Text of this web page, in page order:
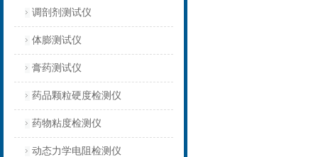
调剖剂测试仪
体膨测试仪
膏药测试仪
药品颗粒硬度检测仪
药物粘度检测仪
动态力学电阻检测仪